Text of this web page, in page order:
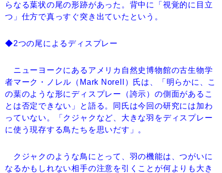
らなる葉状の尾の形跡があった。背中に「視覚的に目立
つ」仕方で真っすぐ突き出ていたという。
◆2つの尾によるディスプレー
ニューヨークにあるアメリカ自然史博物館の古生物学
者マーク・ノレル（Mark Norell）氏は、「明らかに、こ
の葉のような形にディスプレー（誇示）の側面があるこ
とは否定できない」と語る。同氏は今回の研究には加わ
っていない。「クジャクなど、大きな羽をディスプレー
に使う現存する鳥たちを思いだす」。
クジャクのような鳥にとって、羽の機能は、つがいに
なるかもしれない相手の注意を引くことが何よりも大き